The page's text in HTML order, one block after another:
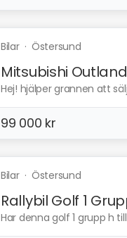
Bilar· Östersund
Mitsubishi
Hej! hjälper grannen att
99 000 kr
Bilar· Östersund
Rallybil Golf 1
Har denna golf 1 grupp h